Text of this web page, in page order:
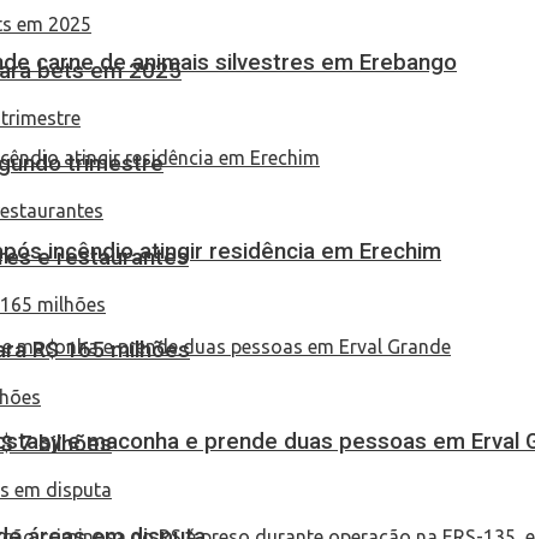
carne de animais silvestres em Erebango
incêndio atingir residência em Erechim
e maconha e prende duas pessoas em Erval
bets em 2025
trimestre
e restaurantes
R$ 165 milhões
7 bilhões